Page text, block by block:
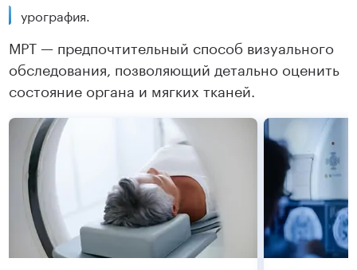
урография.
МРТ — предпочтительный способ визуального
обследования, позволяющий детально оценить
состояние органа и мягких тканей.